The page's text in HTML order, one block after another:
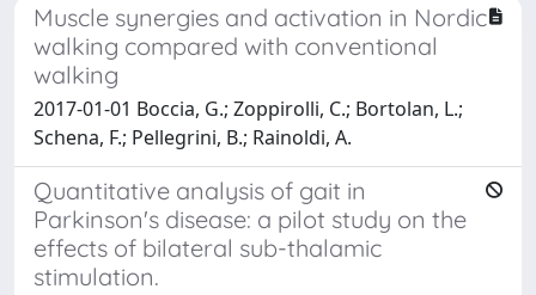
Muscle synergies and activation in Nordic
walking compared with conventional
walking
2017-01-01 Boccia, G.; Zoppirolli, C.; Bortolan, L.;
Schena, F.; Pellegrini, B.; Rainoldi, A.
Quantitative analysis of gait in
Parkinson's disease: a pilot study on the
effects of bilateral sub-thalamic
stimulation.